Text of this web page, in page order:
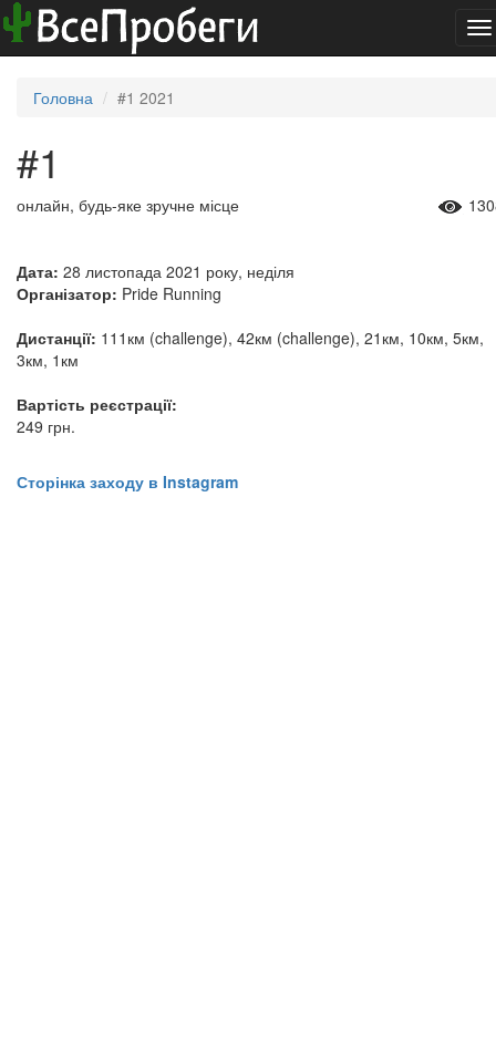
Головна #1 2021
#1
онлайн, будь-яке зручне місце
Дата: 28 листопада 2021 року, неділя
Організатор: Pride Running
Дистанції: 111км (challenge), 42км (challenge), 21км, 10км, 5км,
3км, 1км
Вартість реєстрації:
249 грн.
Сторінка заходу в Instagram